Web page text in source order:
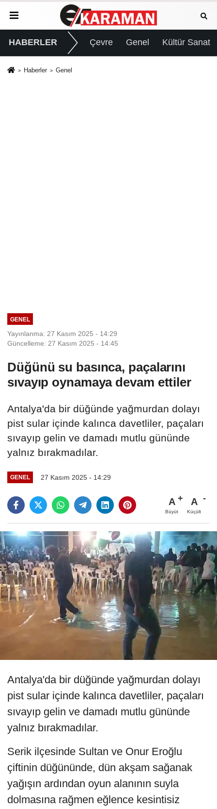
HABERLER Çevre Genel Kültür Sanat
Haberler Genel
GENEL
Yayınlanma: 27 Kasım 2025 - 14:29
Güncelleme: 27 Kasım 2025 - 14:45
Düğünü su basınca, paçalarını
sıvayıp oynamaya devam ettiler
Antalya'da bir düğünde yağmurdan dolayı
pist sular içinde kalınca davetliler, paçaları
sıvayıp gelin ve damadı mutlu gününde
yalnız bırakmadılar.
GENEL 27 Kasım 2025 - 14:29
A
Büyüt
A
Küçült
Antalya'da bir düğünde yağmurdan dolayı
pist sular içinde kalınca davetliler, paçaları
sıvayıp gelin ve damadı mutlu gününde
yalnız bırakmadılar.
Serik ilçesinde Sultan ve Onur Eroğlu
çiftinin düğününde, dün akşam sağanak
yağışın ardından oyun alanının suyla
dolmasına rağmen eğlence kesintisiz